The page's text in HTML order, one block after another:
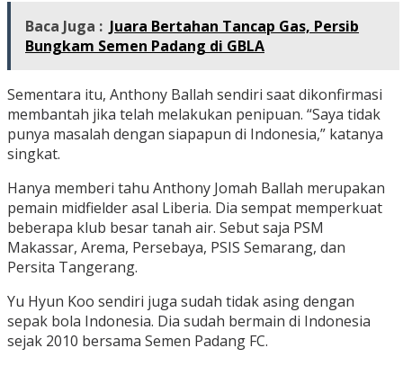
Baca Juga : Juara Bertahan Tancap Gas, Persib
Bungkam Semen Padang di GBLA
Sementara itu, Anthony Ballah sendiri saat dikonfirmasi
membantah jika telah melakukan penipuan. “Saya tidak
punya masalah dengan siapapun di Indonesia,” katanya
singkat.
Hanya memberi tahu Anthony Jomah Ballah merupakan
pemain midfielder asal Liberia. Dia sempat memperkuat
beberapa klub besar tanah air. Sebut saja PSM
Makassar, Arema, Persebaya, PSIS Semarang, dan
Persita Tangerang.
Yu Hyun Koo sendiri juga sudah tidak asing dengan
sepak bola Indonesia. Dia sudah bermain di Indonesia
sejak 2010 bersama Semen Padang FC.